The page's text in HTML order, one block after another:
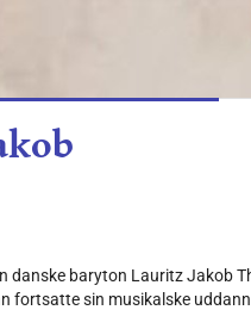
danske baryton Lauritz Jakob
fortsatte sin musikalske